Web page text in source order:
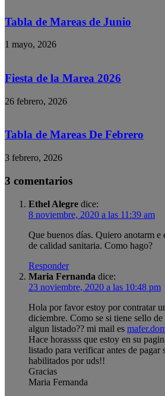
Tabla de Mareas de Junio
1 mayo, 2026
Fiesta de la Marea 2026
26 febrero, 2026
Tabla de Mareas De Febrero
3 febrero, 2026
3 comentarios
Ethel Alegre dice:
8 noviembre, 2020 a las 11:39 am
Que buenos días. Quiero anotarm
de calidad sanitaria. Como hago?
Responder
Maria Fernanda dice:
23 noviembre, 2020 a las 10:48 pm
Hola por favor estoy por contratar
diciembre. Como se si tiene sello
algun listado?? mi mail es
Hace horassss que estoy en su
listado para verificar antes de pagar
habilitados por uds!!
Gracias
Maria Fernanda